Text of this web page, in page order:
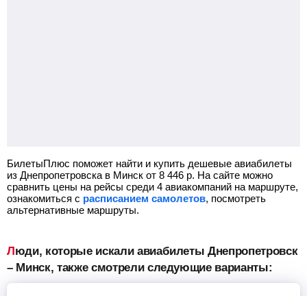
БилетыПлюс поможет найти и купить дешевые авиабилеты
из Днепропетровска в Минск от 8 446 р. На сайте можно
сравнить цены на рейсы среди 4 авиакомпаний на маршруте,
ознакомиться с расписанием самолетов, посмотреть
альтернативные маршруты.
Люди, которые искали авиабилеты Днепропетровск
– Минск, также смотрели следующие варианты: